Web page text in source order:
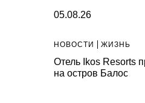
05.08.26
НОВОСТИ ЖИЗНЬ
Отель Ikos Resorts
на остров Балос